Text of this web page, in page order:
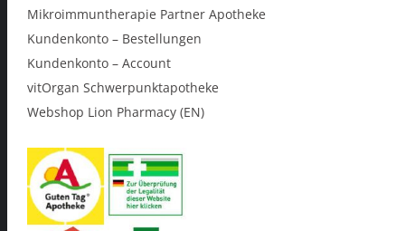
Mikroimmuntherapie Partner Apotheke
Kundenkonto – Bestellungen
Kundenkonto – Account
vitOrgan Schwerpunktapotheke
Webshop Lion Pharmacy (EN)